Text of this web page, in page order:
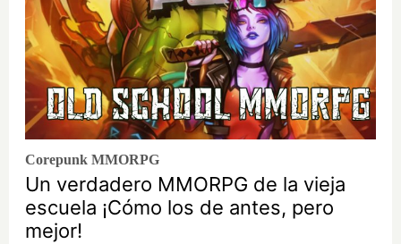
Corepunk MMORPG
Un verdadero MMORPG de la vieja
escuela ¡Cómo los de antes, pero
mejor!